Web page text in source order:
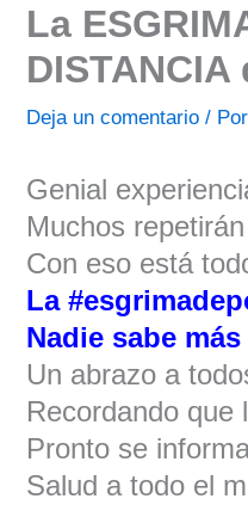
La
DISTANCIA
Deja un comentario / Por
Genial
Muchos
Con eso está
La
Nadie sabe
Un abrazo a
Recordando que
Pronto se
Salud a todo el